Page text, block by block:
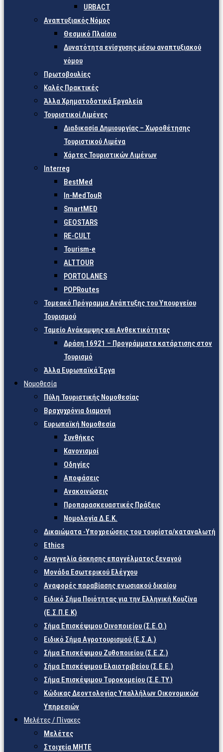
URBACT
Αναπτυξιακός Νόμος
Θεσμικό Πλαίσιο
Δυνατότητα ενίσχυσης μέσω αναπτυξιακού
νόμου
Πρωτοβουλίες
Καλές Πρακτικές
Άλλα Χρηματοδοτικά Εργαλεία
Τουριστικοί Λιμένες
Διαδικασία Δημιουργίας – Χωροθέτησης
Τουριστικού Λιμένα
Χάρτες Τουριστικών Λιμένων
Interreg
BestMed
In-MedTouR
SmartMED
GEOSTARS
RE-CULT
Tourism-e
ALTTOUR
PORTOLANES
POPRoutes
Τομεακό Πρόγραμμα Ανάπτυξης του Υπουργείου
Τουρισμού
Ταμείο Ανάκαμψης και Ανθεκτικότητας
Δράση 16921 – Προγράμματα κατάρτισης στον
Τουρισμό
Άλλα Ευρωπαϊκά Έργα
Νομοθεσία
Πύλη Τουριστικής Νομοθεσίας
Βραχυχρόνια διαμονή
Ευρωπαϊκή Νομοθεσία
Συνθήκες
Κανονισμοί
Οδηγίες
Αποφάσεις
Ανακοινώσεις
Προπαρασκευαστικές Πράξεις
Νομολογία Δ.Ε.Κ.
Δικαιώματα -Υποχρεώσεις του τουρίστα/καταναλωτή
Ethics
Αναγγελία άσκησης επαγγέλματος ξεναγού
Μονάδα Εσωτερικού Ελέγχου
Αναφορές παραβίασης ενωσιακού δικαίου
Ειδικό Σήμα Ποιότητας για την Ελληνική Κουζίνα
(Ε.Σ.Π.Ε.Κ)
Σήμα Επισκέψιμου Οινοποιείου (Σ.Ε.Ο.)
Ειδικό Σήμα Αγροτουρισμού (Ε.Σ.Α.)
Σήμα Επισκέψιμου Ζυθοποιείου (Σ.Ε.Ζ.)
Σήμα Επισκέψιμου Ελαιοτριβείου (Σ.Ε.Ε.)
Σήμα Επισκέψιμου Τυροκομείου (Σ.Ε.TY.)
Κώδικας Δεοντολογίας Υπαλλήλων Οικονομικών
Υπηρεσιών
Μελέτες / Πίνακες
Μελέτες
Στοιχεία ΜΗΤΕ